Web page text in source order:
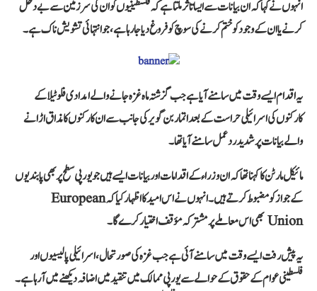
انہوں نے کہا کہ ان بیانات سے ایسا تاثر ملتا ہے کہ فلسطینیوں کو ان کی سرزمین سے بے دخل
کرنے یا ان کے وجود کو ختم کرنے کی سوچ کو فروغ دیا جا رہا ہے، جو انتہائی تشویش ناک ہے۔
یہ اقدام ایسے وقت میں سامنے آیا ہے جب گزشتہ ماہ غزہ جانے والے امدادی فلوٹیلا کے
کارکنوں کی اسرائیلی حراست کے بعد اتمار بن گویر کی جانب سے ان کارکنوں کا مذاق اڑانے
والے بیانات پر شدید ردعمل سامنے آیا تھا۔
مائیکل مارٹن کا کہنا تھا کہ ان وزراء کے اقدامات اور بیانات ایسے ہیں جو یورپی سطح پر بھی پابندیوں
کے جواز کو مضبوط کرتے ہیں۔ انہوں نے اس امید کا اظہار کیا کہ European
Union بھی اس معاملے پر مشترکہ مؤقف اختیار کرے گا۔
یہ پیش رفت ایسے وقت میں سامنے آئی ہے جب غزہ کی صورتحال، اسرائیلی پالیسیوں اور
فلسطینی عوام کے حقوق کے حوالے سے یورپی ممالک میں تنقید میں اضافہ دیکھنے میں آ رہا ہے۔